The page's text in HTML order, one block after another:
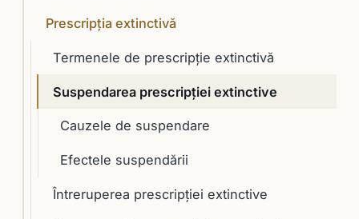
Prescripţia extinctivă
Termenele de prescripţie extinctivă
Suspendarea prescripţiei extinctive
Cauzele de suspendare
Efectele suspendării
Întreruperea prescripţiei extinctive